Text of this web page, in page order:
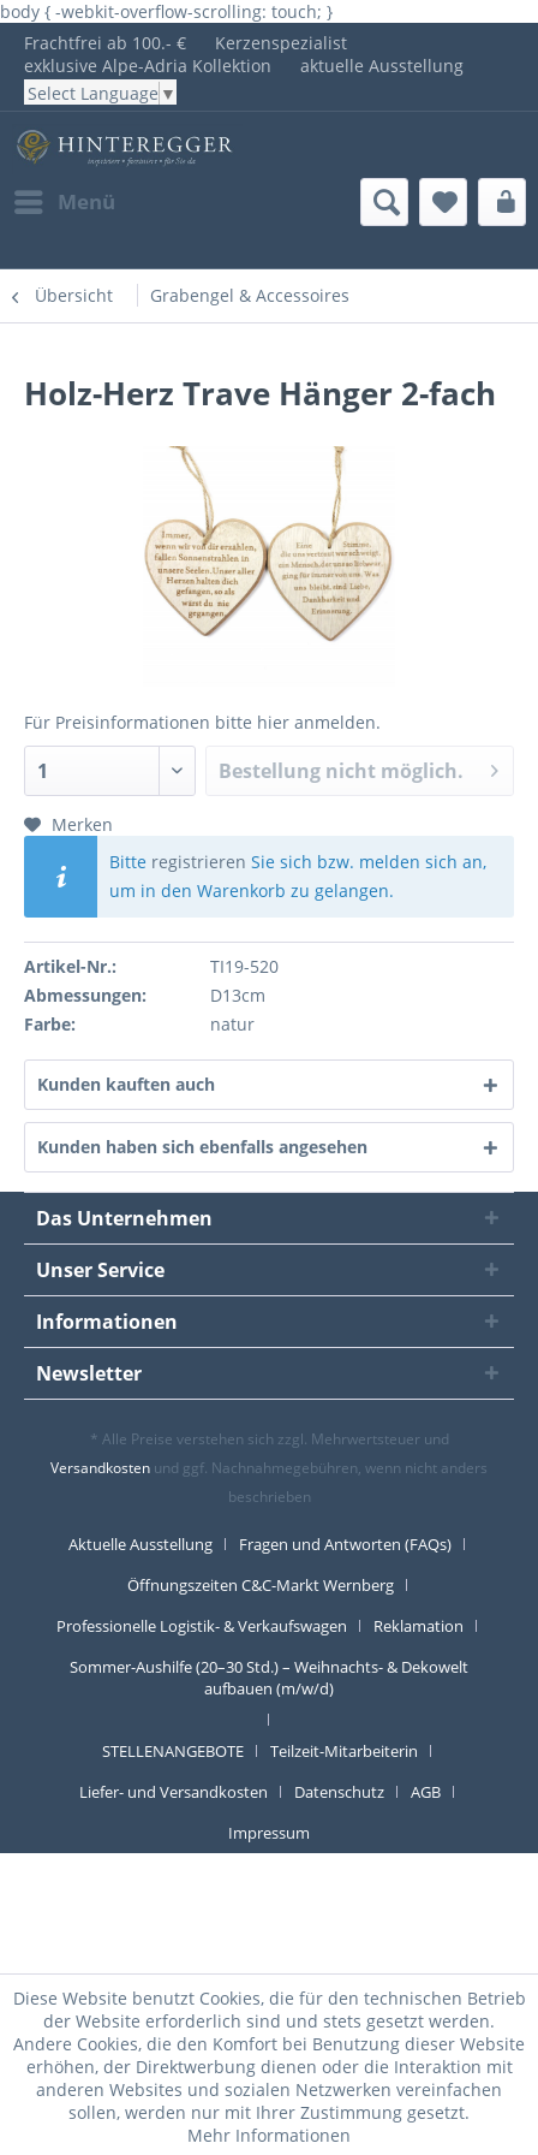
body { -webkit-overflow-scrolling: touch; }
Frachtfrei ab 100.- €
Kerzenspezialist
exklusive Alpe-Adria Kollektion
aktuelle Ausstellung
Select Language ▼
Menü
Übersicht Grabengel & Accessoires
Holz-Herz Trave Hänger 2-fach
Für Preisinformationen bitte hier anmelden.
Bestellung nicht möglich.
Merken
Bitte registrieren Sie sich bzw. melden sich an,
um in den Warenkorb zu gelangen.
Artikel-Nr.:
TI19-520
Abmessungen:
D13cm
Farbe:
natur
Kunden kauften auch
Kunden haben sich ebenfalls angesehen
Das Unternehmen
Unser Service
Informationen
Newsletter
* Alle Preise verstehen sich zzgl. Mehrwertsteuer und
Versandkosten und ggf. Nachnahmegebühren, wenn nicht anders
beschrieben
Aktuelle Ausstellung
Fragen und Antworten (FAQs)
Öffnungszeiten C&C-Markt Wernberg
Professionelle Logistik- & Verkaufswagen
Reklamation
Sommer-Aushilfe (20–30 Std.) – Weihnachts- & Dekowelt
aufbauen (m/w/d)
STELLENANGEBOTE
Teilzeit-Mitarbeiterin
Liefer- und Versandkosten
Datenschutz
AGB
Impressum
Diese Website benutzt Cookies, die für den technischen Betrieb
der Website erforderlich sind und stets gesetzt werden.
Andere Cookies, die den Komfort bei Benutzung dieser Website
erhöhen, der Direktwerbung dienen oder die Interaktion mit
anderen Websites und sozialen Netzwerken vereinfachen
sollen, werden nur mit Ihrer Zustimmung gesetzt.
Mehr Informationen